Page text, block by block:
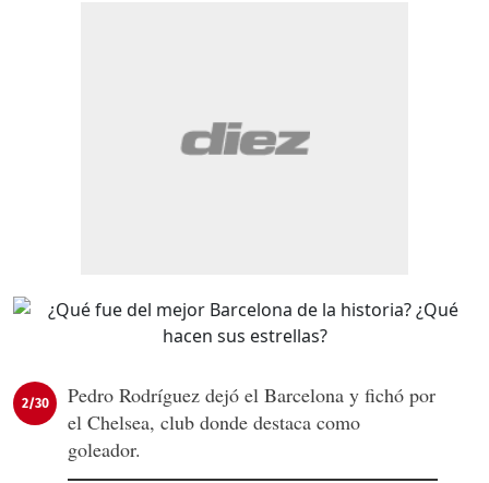
2/30
Pedro Rodríguez dejó el Barcelona y fichó por
el Chelsea, club donde destaca como
goleador.